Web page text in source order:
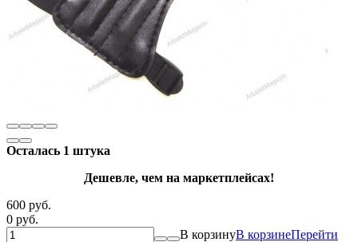
Осталась 1 штука
Дешевле, чем на маркетплейсах!
600 руб.
0 руб.
В корзинуВ корзинеПерейти